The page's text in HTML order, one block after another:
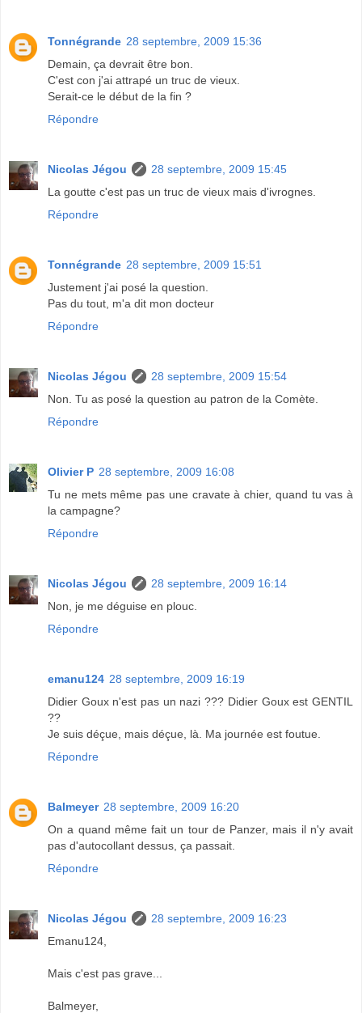
Tonnégrande 28 septembre, 2009 15:36
Demain, ça devrait être bon.
C'est con j'ai attrapé un truc de vieux.
Serait-ce le début de la fin ?
Répondre
Nicolas Jégou
28 septembre, 2009 15:45
La goutte c'est pas un truc de vieux mais d'ivrognes.
Répondre
Tonnégrande 28 septembre, 2009 15:51
Justement j'ai posé la question.
Pas du tout, m'a dit mon docteur
Répondre
Nicolas Jégou
28 septembre, 2009 15:54
Non. Tu as posé la question au patron de la Comète.
Répondre
Olivier P 28 septembre, 2009 16:08
Tu ne mets même pas une cravate à chier, quand tu vas à
la campagne?
Répondre
Nicolas Jégou
28 septembre, 2009 16:14
Non, je me déguise en plouc.
Répondre
emanu124 28 septembre, 2009 16:19
Didier Goux n'est pas un nazi ??? Didier Goux est GENTIL
??
Je suis déçue, mais déçue, là. Ma journée est foutue.
Répondre
Balmeyer 28 septembre, 2009 16:20
On a quand même fait un tour de Panzer, mais il n'y avait
pas d'autocollant dessus, ça passait.
Répondre
Nicolas Jégou
28 septembre, 2009 16:23
Emanu124,
Mais c'est pas grave...
Balmeyer,